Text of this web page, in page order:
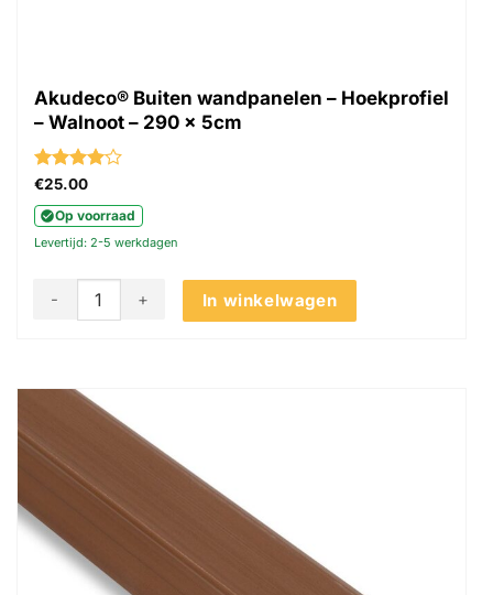
Akudeco® Buiten wandpanelen – Hoekprofiel
– Walnoot – 290 x 5cm
Gewaardeerd
€25.00
Op voorraad
Levertijd: 2-5 werkdagen
In winkelwagen
Akudeco® Buiten wandpanelen - Hoekprofiel - Walnoot -